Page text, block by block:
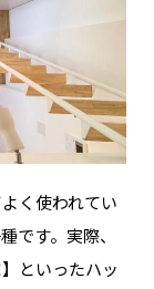
く使われてい
です。 実際、
といったハッ